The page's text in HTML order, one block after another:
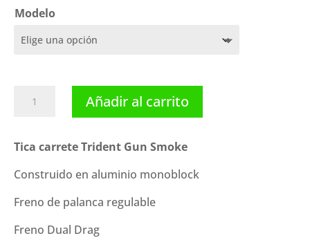
650,00 €
Modelo
carrete
Gun
cantidad
Añadir al carrito
Tica carrete Trident Gun Smoke
Construido en aluminio monoblock
Freno de palanca regulable
Freno Dual Drag